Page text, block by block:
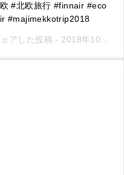
#北欧旅行 #finnair #eco
#majimekkotrip2018
アした投稿 - 2018年10月月12日午後10時46分PDT